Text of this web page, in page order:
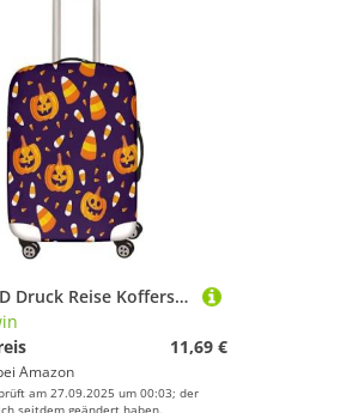
Surwin 3D Druck Reise Kofferschutzhülle Reisetasche Kofferbezug Elastisch Kofferhülle Gepäck Cover Waschbare Reisekoffer Hülle Schutz Bezug Schutzhülle (Kürbisart 10,XL (30-32 Zoll))
11,69 €
Amazon
am 27.09.2025 um 00:03; der
seitdem geändert haben.